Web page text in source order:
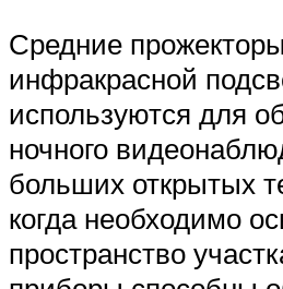
Средние прожекторы
инфракрасной
используются для
ночного
больших открытых
когда необходимо
пространство